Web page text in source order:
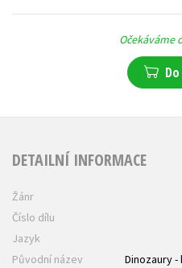
Očekáváme
DETAILNÍ INFORMACE
Žánr
Číslo dílu
Jazyk
Původní název
Dinozaury